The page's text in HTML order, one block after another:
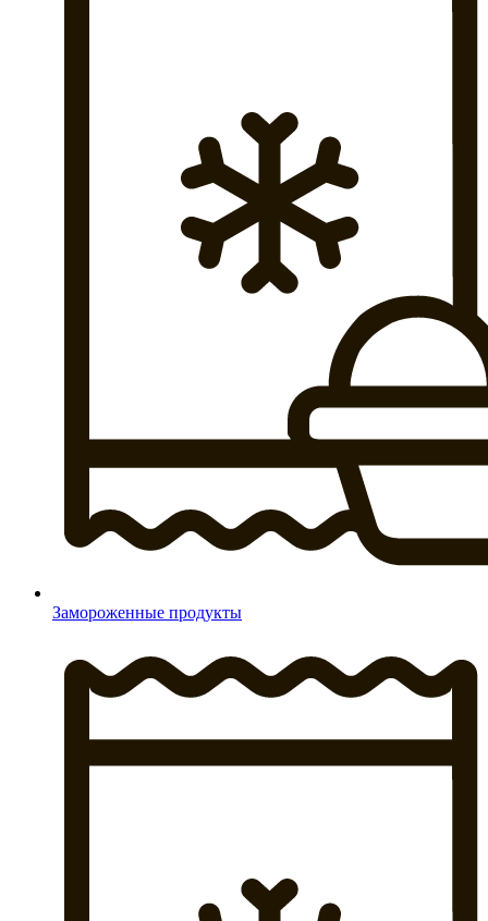
Замороженные продукты